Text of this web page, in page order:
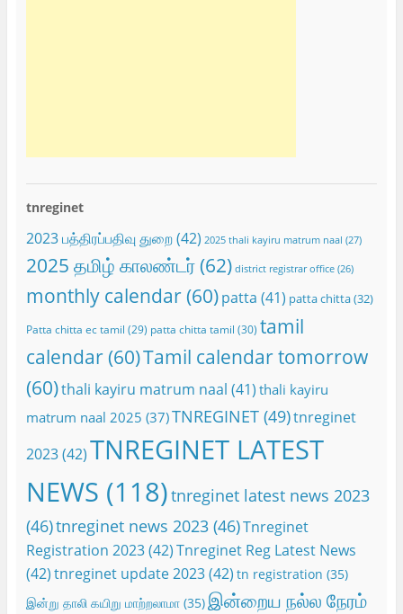
tnreginet
2023 பத்திரப்பதிவு துறை(42) 2025 thali kayiru matrum naal (27)
2025 தமிழ் காலண்டர்(62) district registrar office(26)
monthly calendar(60) patta (41) patta chitta(32)
Patta chitta ec tamil (29) patta chitta tamil (30) tamil
calendar(60)Tamil calendar tomorrow
(60)thali kayiru matrum naal (41) thali kayiru
matrum naal 2025 (37)TNREGINET(49)tnreginet
2023(42)TNREGINET LATEST
NEWS (118)tnreginet latest news 2023
(46)tnreginet news 2023(46)Tnreginet
Registration 2023(42)Tnreginet Reg Latest News
(42)tnreginet update 2023(42) tn registration (35)
இன்று தாலி கயிறு மாற்றலாமா(35)இன்றைய நல்ல நேரம்